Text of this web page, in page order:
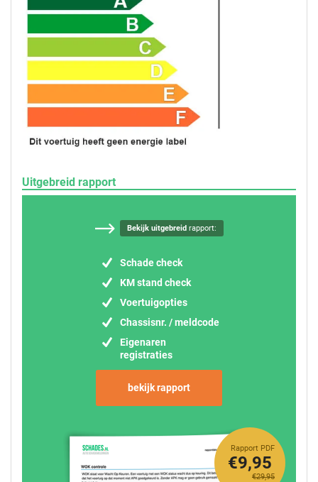
Uitgebreid rapport
Bekijk uitgebreidrapport:
Schade check
KM stand check
Voertuigopties
Chassisnr. / meldcode
Eigenaren
registraties
bekijk rapport
Rapport PDF
€29,95
€9,95